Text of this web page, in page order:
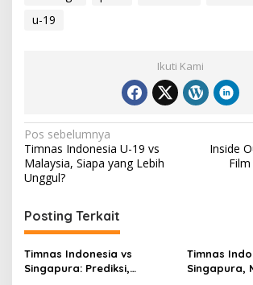
u-19
Ikuti Kami
Navigasi
pos
Pos sebelumnya
Timnas Indonesia U-19 vs
Malaysia, Siapa yang Lebih
Unggul?
Inside
Posting Terkait
Timnas Indonesia vs
Singapura: Prediksi,
Timnas
Singapura,